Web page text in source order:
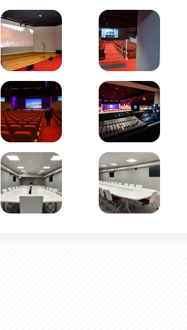
Zoom de l'image Zoom de l'image
Zoom de l'image Zoom de l'image
Zoom de l'image Zoom de l'image